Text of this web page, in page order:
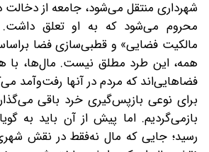
شهرداری منتقل می‌شود، جامعه از دخالت
محروم می‌شود که به او تعلق
مالکیت فضایی» و قطبی‌سازی فضا
همه، این طرد مطلق نیست. مال‌ها، با
فضاهایی‌اند که مردم در آنها رفت‌وآمد
برای نوعی بازپس‌گیری خرد باقی
بازمی‌گردیم. اما پیش از آن باید به
رسید؛ جایی که مال نه‌فقط در نقش